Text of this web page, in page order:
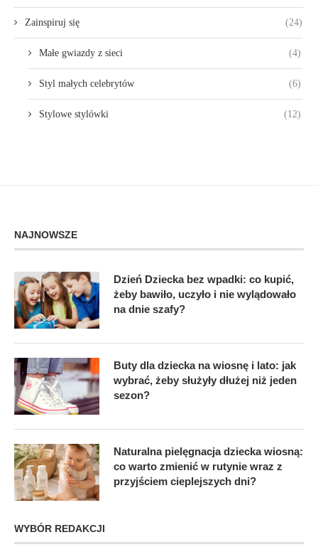
Zainspiruj się (24)
Małe gwiazdy z sieci (4)
Styl małych celebrytów (6)
Stylowe stylówki (12)
NAJNOWSZE
Dzień Dziecka bez wpadki: co kupić,
żeby bawiło, uczyło i nie wylądowało
na dnie szafy?
Buty dla dziecka na wiosnę i lato: jak
wybrać, żeby służyły dłużej niż jeden
sezon?
Naturalna pielęgnacja dziecka wiosną:
co warto zmienić w rutynie wraz z
przyjściem cieplejszych dni?
WYBÓR REDAKCJI